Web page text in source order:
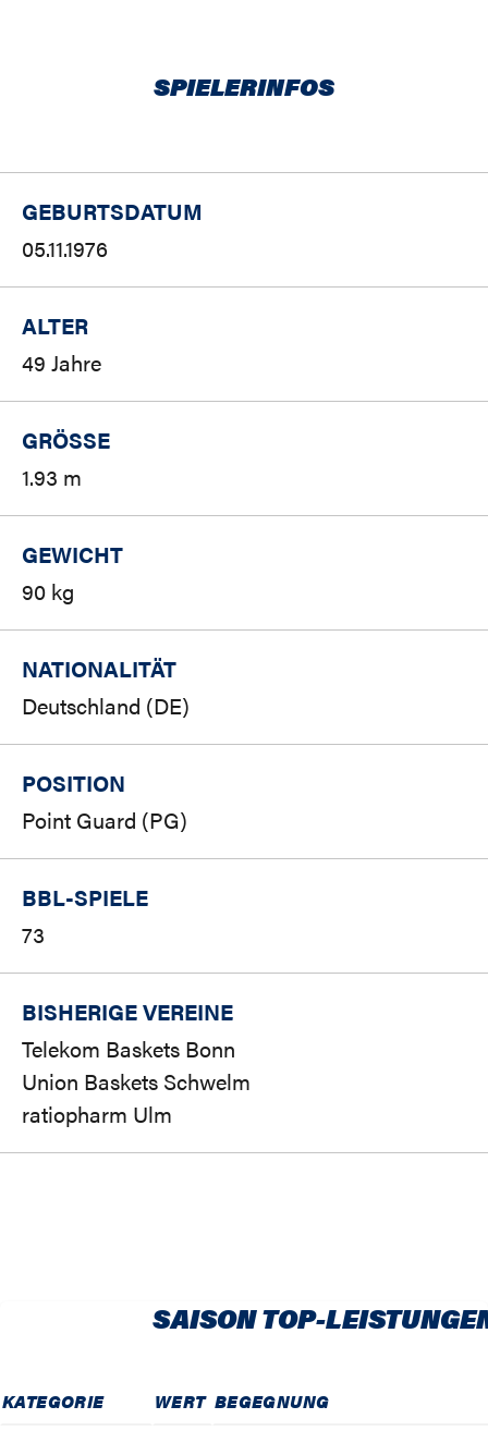
SPIELERINFOS
GEBURTSDATUM
05.11.1976
ALTER
49 Jahre
GRÖSSE
1.93 m
GEWICHT
90 kg
NATIONALITÄT
Deutschland (DE)
POSITION
Point Guard (PG)
BBL-SPIELE
73
BISHERIGE VEREINE
Telekom Baskets Bonn
Union Baskets Schwelm
ratiopharm Ulm
SAISON TOP-
KATEGORIE WERT BEGEGNUNG